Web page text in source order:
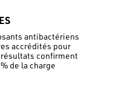
antibactériens
accrédités pour
confirment
de la charge